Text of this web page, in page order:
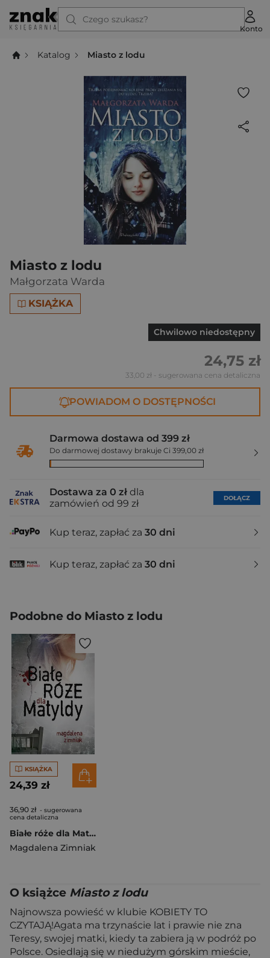
Czego szukasz?
Konto
Katalog Miasto z lodu
Miasto z lodu
Małgorzata Warda
KSIĄŻKA
Chwilowo niedostępny
24,75 zł
33,00 zł - sugerowana cena detaliczna
POWIADOM O DOSTĘPNOŚCI
Darmowa dostawa od 399 zł
Do darmowej dostawy brakuje Ci 399,00 zł
Dostawa za 0 zł dla
zamówień od 99 zł
DOŁĄCZ
Kup teraz, zapłać za 30 dni
Kup teraz, zapłać za 30 dni
Podobne do Miasto z lodu
KSIĄŻKA
24,39 zł
36,90 zł - sugerowana
cena detaliczna
Białe róże dla Matyldy
Magdalena Zimniak
O książce Miasto z lodu
Najnowsza powieść w klubie KOBIETY TO
CZYTAJĄ!Agata ma trzynaście lat i prawie nie zna
Teresy, swojej matki, kiedy ta zabiera ją w podróż po
Polsce. Osiedlają się w niedużym górskim mieście,